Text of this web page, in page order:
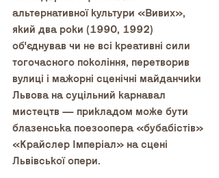
альтернативної культури «Вивих»,
який два роки (1990, 1992)
об'єднував чи не всі креативні сили
тогочасного покоління, перетворив
вулиці і мажорні сценічні майданчики
Львова на суцільний карнавал
мистецтв — прикладом може бути
блазенська поезоопера «бубабістів»
«Крайслер Імперіал» на сцені
Львівської опери.